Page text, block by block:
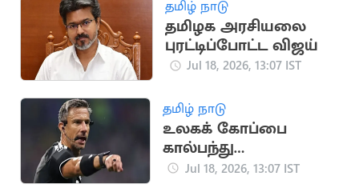
தமிழ் நாடு
தமிழக அரசியலை
புரட்டிப்போட்ட விஜய்
Jul 18, 2026, 13:07 IST
தமிழ் நாடு
உலகக் கோப்பை
கால்பந்து
இறுதிப்போட்டியின்
Jul 18, 2026, 13:07 IST